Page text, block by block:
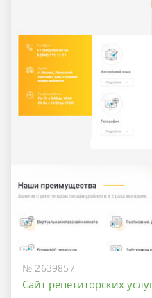
№ 2639857
Сайт репетиторских